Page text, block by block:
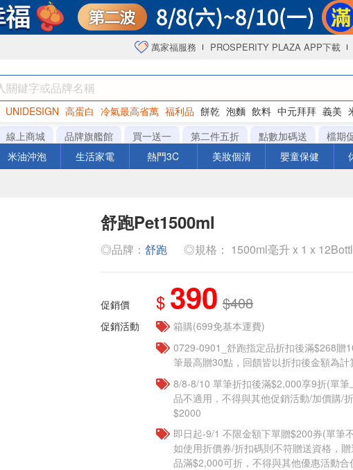
萬家福服務 PROSPERITY PLAZA APP下載
UNIDESIGN 高蛋白 冷氣最高省萬 福利品 餅乾 泡麵 飲料 中元拜拜 義美
罐頭 咖啡 海苔
線上商城 品牌旗艦館 買一送一 第二件五折 點數加碼送
檔期
米油沖泡 生活家電 熱門3C 美妝個清 嬰童保健
舒跑Pet1500ml
◎品牌： 舒跑 ◎規格： 1500ml毫升 x 1 x
促銷價 $ 390 $408
促銷活動
箱購(699免基本運費)
0729-0901_舒跑指定品折扣後滿$268贈
筆最高贈30點，回饋皆以折扣後金額為計
8/8-8/10 單筆折扣後滿$2,000享9折(單
品不適用，不得與其他促銷活動/加價購/
$2000
即日起-9/1 不限金額下單贈$200券(單筆
如使用折價券/折扣碼則不符贈送資格，
品滿$2,000可折，不得與其他優惠活動合